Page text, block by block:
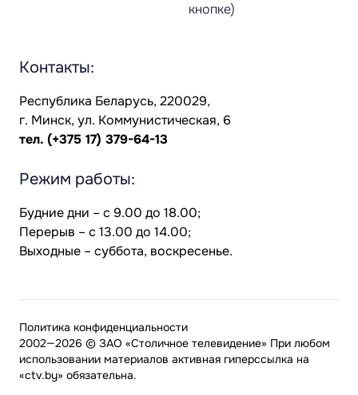
кнопке)
Контакты:
Республика Беларусь, 220029,
г. Минск, ул. Коммунистическая, 6
тел. (+375 17) 379-64-13
Режим работы:
Будние дни – с 9.00 до 18.00;
Перерыв – с 13.00 до 14.00;
Выходные – суббота, воскресенье.
2002—2026 © ЗАО «Столичное телевидение» При любом
использовании материалов активная гиперссылка на
«ctv.by» обязательна.
Политика конфиденциальности